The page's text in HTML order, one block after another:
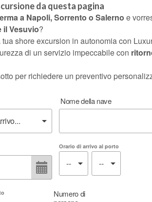
da questa pagina
a Napoli, Sorrento o Salerno e
il Vesuvio?
shore excursion in autonomia con
di un servizio impeccabile con
per richiedere un preventivo
Nome della nave
Orario di arrivo al porto
Numero di
Nazione